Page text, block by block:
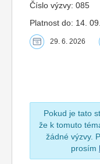
Číslo výzvy: 085
Platnost do: 14.
29. 6. 2026
Pokud je tato
že k tomuto
žádné výzvy.
prosím